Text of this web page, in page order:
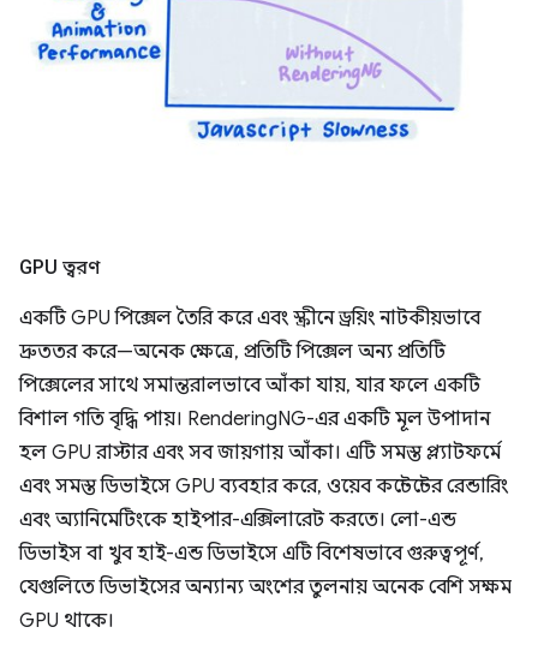
GPU ত্বরণ
একটি GPU পিক্সেল তৈরি করে এবং স্ক্রীনে ড্রয়িং নাটকীয়ভাবে
দ্রুততর করে—অনেক ক্ষেত্রে, প্রতিটি পিক্সেল অন্য প্রতিটি
পিক্সেলের সাথে সমান্তরালভাবে আঁকা যায়, যার ফলে একটি
বিশাল গতি বৃদ্ধি পায়। RenderingNG-এর একটি মূল উপাদান
হল GPU রাস্টার এবং সব জায়গায় আঁকা। এটি সমস্ত প্ল্যাটফর্মে
এবং সমস্ত ডিভাইসে GPU ব্যবহার করে, ওয়েব কন্টেন্টের রেন্ডারিং
এবং অ্যানিমেটিংকে হাইপার-এক্সিলারেট করতে। লো-এন্ড
ডিভাইস বা খুব হাই-এন্ড ডিভাইসে এটি বিশেষভাবে গুরুত্বপূর্ণ,
যেগুলিতে ডিভাইসের অন্যান্য অংশের তুলনায় অনেক বেশি সক্ষম
GPU থাকে।